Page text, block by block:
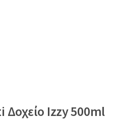
Izzy 500ml